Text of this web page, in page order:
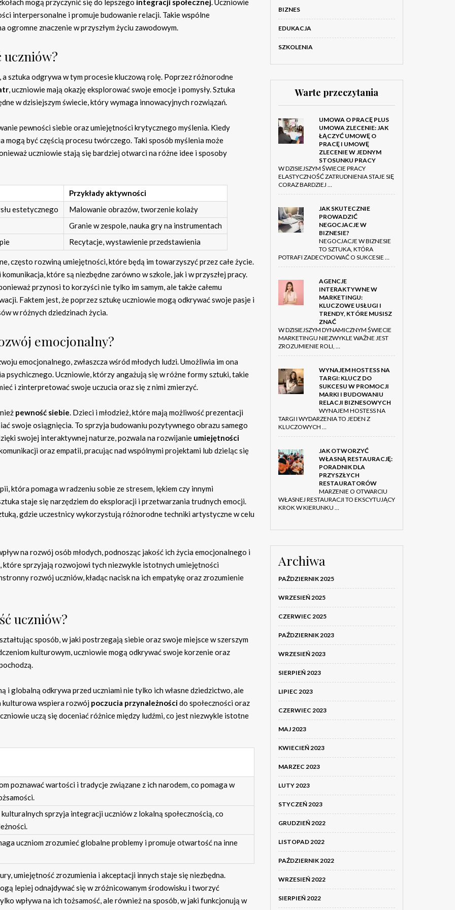
mogą przyczynić się do lepszego integracji społecznej. Uczniowie
interpersonalne i promuje budowanie relacji. Takie wspólne
ogromne znaczenie w przyszłym życiu zawodowym.
uczniów?
sztuka odgrywa w tym procesie kluczową rolę. Poprzez różnorodne
, uczniowie mają okazję eksplorować swoje emocje i pomysły. Sztuka
w dzisiejszym świecie, który wymaga innowacyjnych rozwiązań.
pewności siebie oraz umiejętności krytycznego myślenia. Kiedy
być częścią procesu twórczego. Taki sposób myślenia może
uczniowie stają się bardziej otwarci na różne idee i sposoby
Przykłady aktywności
estetycznego
Malowanie obrazów, tworzenie kolaży
Granie w zespole, nauka gry na instrumentach
Recytacje, wystawienie przedstawienia
często rozwiną umiejętności, które będą im towarzyszyć przez całe życie.
które są niezbędne zarówno w szkole, jak i w przyszłej pracy.
przynosi to korzyści nie tylko im samym, ale także całemu
Faktem jest, że poprzez sztukę uczniowie mogą odkrywać swoje pasje i
w różnych dziedzinach życia.
emocjonalny?
emocjonalnego, zwłaszcza wśród młodych ludzi. Umożliwia im ona
psychicznego. Uczniowie, którzy angażują się w różne formy sztuki, takie
i zinterpretować swoje uczucia oraz się z nimi zmierzyć.
pewność siebie. Dzieci i młodzież, które mają możliwość prezentacji
swoje osiągnięcia. To sprzyja budowaniu pozytywnego obrazu samego
swojej interaktywnej naturze, pozwala na rozwijanie umiejętności
oraz empatii, pracując nad wspólnymi projektami lub dzieląc się
która pomaga w radzeniu sobie ze stresem, lękiem czy innymi
staje się narzędziem do eksploracji i przetwarzania trudnych emocji.
gdzie uczestnicy wykorzystują różnorodne techniki artystyczne w celu
na rozwój osób młodych, podnosząc jakość ich życia emocjonalnego i
które sprzyjają rozwojowi tych niezwykle istotnych umiejętności
rozwój uczniów, kładąc nacisk na ich empatykę oraz zrozumienie
uczniów?
sposób, w jaki postrzegają siebie oraz swoje miejsce w szerszym
kulturowym, uczniowie mogą odkrywać swoje korzenie oraz
i globalną odkrywa przed uczniami nie tylko ich własne dziedzictwo, ale
kulturowa wspiera rozwój poczucia przynależnoścido społeczności oraz
uczą się doceniać różnice między ludźmi, co jest niezwykle istotne
poznawać wartości i tradycje związane z ich narodem, co pomaga w
sprzyja integracji uczniów z lokalną społecznością, co
uczniom zrozumieć globalne problemy i promuje otwartość na inne
umiejętność zrozumienia i akceptacji innych staje się niezbędna.
lepiej odnajdywać się w zróżnicowanym środowisku i tworzyć
wpływa na ich tożsamość, ale również na sposób, w jaki funkcjonują w
BIZNES
EDUKACJA
SZKOLENIA
Warte przeczytania
UMOWA O PRACĘ PLUS
UMOWA ZLECENIE: JAK
ŁĄCZYĆ UMOWĘ O
PRACĘ I UMOWĘ
ZLECENIE W JEDNYM
STOSUNKU PRACY
W DZISIEJSZYM ŚWIECIE PRACY
ELASTYCZNOŚĆ ZATRUDNIENIA STAJE SIĘ
CORAZ BARDZIEJ …
JAK SKUTECZNIE
PROWADZIĆ
NEGOCJACJE W
BIZNESIE?
NEGOCJACJE W BIZNESIE
TO SZTUKA, KTÓRA
POTRAFI ZADECYDOWAĆ O SUKCESIE …
AGENCJE
INTERAKTYWNE W
MARKETINGU:
KLUCZOWE USŁUGI I
TRENDY, KTÓRE MUSISZ
ZNAĆ
W DZISIEJSZYM DYNAMICZNYM ŚWIECIE
MARKETINGU NIEZWYKLE WAŻNE JEST
ZROZUMIENIE ROLI, …
WYNAJEM HOSTESS NA
TARGI: KLUCZ DO
SUKCESU W PROMOCJI
MARKI I BUDOWANIU
RELACJI BIZNESOWYCH
WYNAJEM HOSTESS NA
TARGI I WYDARZENIA TO JEDEN Z
KLUCZOWYCH …
JAK OTWORZYĆ
WŁASNĄ RESTAURACJĘ:
PORADNIK DLA
PRZYSZŁYCH
RESTAURATORÓW
MARZENIE O OTWARCIU
WŁASNEJ RESTAURACJI TO EKSCYTUJĄCY
KROK W KIERUNKU …
Archiwa
PAŹDZIERNIK 2025
WRZESIEŃ 2025
CZERWIEC 2025
PAŹDZIERNIK 2023
WRZESIEŃ 2023
SIERPIEŃ 2023
LIPIEC 2023
CZERWIEC 2023
MAJ 2023
KWIECIEŃ 2023
MARZEC 2023
LUTY 2023
STYCZEŃ 2023
GRUDZIEŃ 2022
LISTOPAD 2022
PAŹDZIERNIK 2022
WRZESIEŃ 2022
SIERPIEŃ 2022